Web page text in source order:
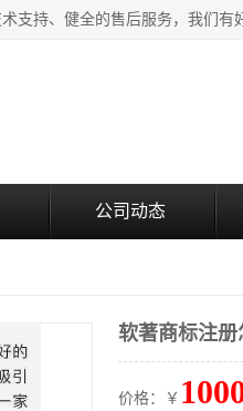
公司动态
软著商标注
价格：￥